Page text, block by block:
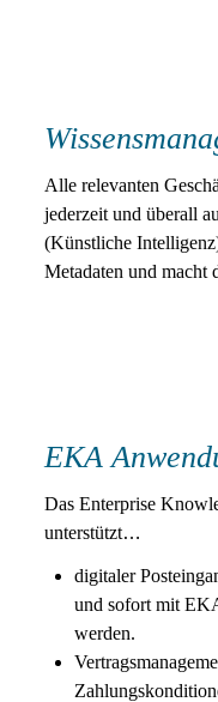
Alle relevanten
jederzeit und überall
(Künstliche
Metadaten und macht
EKA
Das Enterprise
unterstützt…
digitaler
und sofort mit
werden.